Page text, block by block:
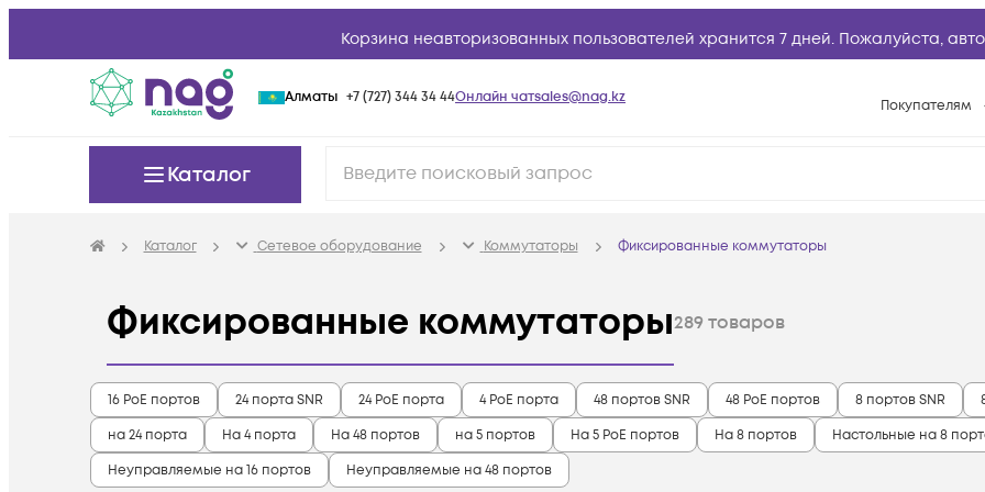
Корзина неавторизованных пользователей хранится 7 дней. Пожалуйста,
Алматы +7 (727) 344 34 44Онлайн чатsales@nag.kz Покупателям
Каталог
Каталог Сетевое оборудование Коммутаторы Фиксированные коммутаторы
Фиксированные коммутаторы289 товаров
16 PoE портов 24 порта SNR 24 PoE порта 4 PoE порта 48 портов SNR 48 PoE портов 8 портов SNR
на 24 порта
На 4 порта На 48 портов на 5 портов На 5 PoE портов На 8 портов Настольные на 8
Неуправляемые на 16 портов
Неуправляемые на 48 портов